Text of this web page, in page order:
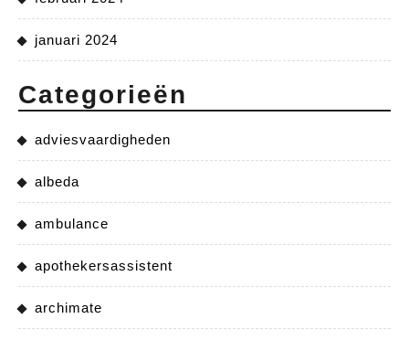
januari 2024
Categorieën
adviesvaardigheden
albeda
ambulance
apothekersassistent
archimate